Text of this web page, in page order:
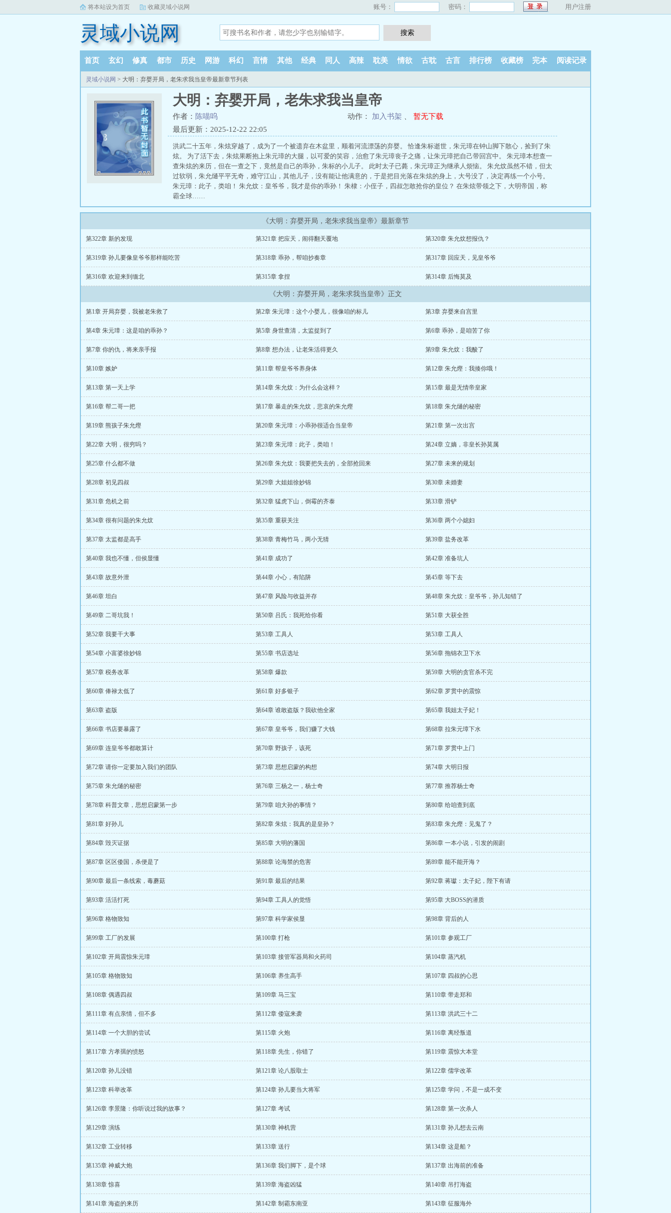
将本站设为首页 收藏灵域小说网 账号： 密码： 用户注册
灵域小说网
首页 玄幻 修真 都市 历史 网游 科幻 言情 其他 经典 同人 高辣 耽美 情欲 古耽 古言 排行榜 收藏榜 完本 阅读记录
灵域小说网 > 大明：弃婴开局，老朱求我当皇帝最新章节列表
大明：弃婴开局，老朱求我当皇帝
作者： 陈喵呜 动作： 加入书架
暂无下载
最后更新：2025-12-22 22:05
洪武二十五年，朱炫穿越了，成为了一个被遗弃在木盆里，顺着河流漂荡的弃婴。 恰逢朱标逝世，朱元璋在钟山脚下散心，捡到了朱
炫。 为了活下去，朱炫果断抱上朱元璋的大腿，以可爱的笑容，治愈了朱元璋丧子之痛，让朱元璋把自己带回宫中。 朱元璋本想查一
查朱炫的来历，但在一查之下，竟然是自己的乖孙，朱标的小儿子。 此时太子已薨，朱元璋正为继承人烦恼。 朱允炆虽然不错，但太
过软弱，朱允熥平平无奇，难守江山，其他儿子，没有能让他满意的，于是把目光落在朱炫的身上，大号没了，决定再练一个小号。
朱元璋：此子，类咱！ 朱允炆：皇爷爷，我才是你的乖孙！ 朱棣：小侄子，四叔怎敢抢你的皇位？ 在朱炫带领之下，大明帝国，称
霸全球……
《大明：弃婴开局，老朱求我当皇帝》最新章节
第322章 新的发现 第321章 把应天，闹得翻天覆地 第320章 朱允炆想报仇？
第319章 孙儿要像皇爷爷那样能吃苦 第318章 乖孙，帮咱抄奏章 第317章 回应天，见皇爷爷
第316章 欢迎来到缅北 第315章 拿捏 第314章 后悔莫及
《大明：弃婴开局，老朱求我当皇帝》正文
第1章 开局弃婴，我被老朱救了 第2章 朱元璋：这个小婴儿，很像咱的标儿 第3章 弃婴来自宫里
第4章 朱元璋：这是咱的乖孙？ 第5章 身世查清，太监捉到了 第6章 乖孙，是咱苦了你
第7章 你的仇，将来亲手报 第8章 想办法，让老朱活得更久 第9章 朱允炆：我酸了
第10章 嫉妒 第11章 帮皇爷爷养身体 第12章 朱允熞：我揍你哦！
第13章 第一天上学 第14章 朱允炆：为什么会这样？ 第15章 最是无情帝皇家
第16章 帮二哥一把 第17章 暴走的朱允炆，悲哀的朱允熞 第18章 朱允熥的秘密
第19章 熊孩子朱允熞 第20章 朱元璋：小乖孙很适合当皇帝 第21章 第一次出宫
第22章 大明，很穷吗？ 第23章 朱元璋：此子，类咱！ 第24章 立嫡，非皇长孙莫属
第25章 什么都不做 第26章 朱允炆：我要把失去的，全部抢回来 第27章 未来的规划
第28章 初见四叔 第29章 大姐姐徐妙锦 第30章 未婚妻
第31章 危机之前 第32章 猛虎下山，倒霉的齐泰 第33章 滑铲
第34章 很有问题的朱允炆 第35章 重获关注 第36章 两个小媳妇
第37章 太监都是高手 第38章 青梅竹马，两小无猜 第39章 盐务改革
第40章 我也不懂，但侯显懂 第41章 成功了 第42章 准备坑人
第43章 故意外泄 第44章 小心，有陷阱 第45章 等下去
第46章 坦白 第47章 风险与收益并存 第48章 朱允炆：皇爷爷，孙儿知错了
第49章 二哥坑我！ 第50章 吕氏：我死给你看 第51章 大获全胜
第52章 我要干大事 第53章 工具人 第53章 工具人
第54章 小富婆徐妙锦 第55章 书店选址 第56章 拖锦衣卫下水
第57章 税务改革 第58章 爆款 第59章 大明的贪官杀不完
第60章 俸禄太低了 第61章 好多银子 第62章 罗贯中的震惊
第63章 盗版 第64章 谁敢盗版？我砍他全家 第65章 我姐太子妃！
第66章 书店要暴露了 第67章 皇爷爷，我们赚了大钱 第68章 拉朱元璋下水
第69章 连皇爷爷都敢算计 第70章 野孩子，该死 第71章 罗贯中上门
第72章 请你一定要加入我们的团队 第73章 思想启蒙的构想 第74章 大明日报
第75章 朱允熥的秘密 第76章 三杨之一，杨士奇 第77章 推荐杨士奇
第78章 科普文章，思想启蒙第一步 第79章 咱大孙的事情？ 第80章 给咱查到底
第81章 好孙儿 第82章 朱炫：我真的是皇孙？ 第83章 朱允熞：见鬼了？
第84章 毁灭证据 第85章 大明的藩国 第86章 一本小说，引发的闹剧
第87章 区区倭国，杀便是了 第88章 论海禁的危害 第89章 能不能开海？
第90章 最后一条线索，毒蘑菇 第91章 最后的结果 第92章 蒋瓛：太子妃，陛下有请
第93章 活活打死 第94章 工具人的觉悟 第95章 大BOSS的潜质
第96章 格物致知 第97章 科学家侯显 第98章 背后的人
第99章 工厂的发展 第100章 打枪 第101章 参观工厂
第102章 开局震惊朱元璋 第103章 接管军器局和火药司 第104章 蒸汽机
第105章 格物致知 第106章 养生高手 第107章 四叔的心思
第108章 偶遇四叔 第109章 马三宝 第110章 带走郑和
第111章 有点亲情，但不多 第112章 倭寇来袭 第113章 洪武三十二
第114章 一个大胆的尝试 第115章 火炮 第116章 离经叛道
第117章 方孝孺的愤怒 第118章 先生，你错了 第119章 震惊大本堂
第120章 孙儿没错 第121章 论八股取士 第122章 儒学改革
第123章 科举改革 第124章 孙儿要当大将军 第125章 学问，不是一成不变
第126章 李景隆：你听说过我的故事？ 第127章 考试 第128章 第一次杀人
第129章 演练 第130章 神机营 第131章 孙儿想去云南
第132章 工业转移 第133章 送行 第134章 这是船？
第135章 神威大炮 第136章 我们脚下，是个球 第137章 出海前的准备
第138章 惊喜 第139章 海盗凶猛 第140章 吊打海盗
第141章 海盗的来历 第142章 制霸东南亚 第143章 征服海外